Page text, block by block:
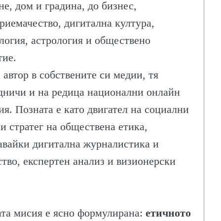
дом и градина, до бизнес,
дигитална култура,
астрология и обществено
в собствените си медии, тя
и на редица национални онлайн
Позната е като двигател на социални
стратег на обществена етика,
дигитална журналистика и
експертен анализ и визионерски
мисия е ясно формулирана:етичното